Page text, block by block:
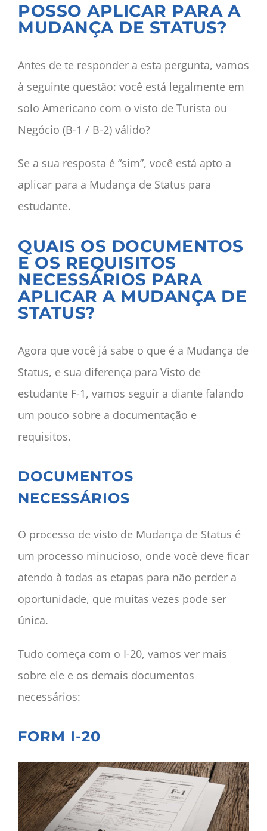
POSSO APLICAR PARA A
MUDANÇA DE STATUS?
Antes de te responder a esta pergunta, vamos
à seguinte questão: você está legalmente em
solo Americano com o visto de Turista ou
Negócio (B-1 / B-2) válido?
Se a sua resposta é “sim”, você está apto a
aplicar para a Mudança de Status para
estudante.
QUAIS OS DOCUMENTOS
E OS REQUISITOS
NECESSÁRIOS PARA
APLICAR A MUDANÇA DE
STATUS?
Agora que você já sabe o que é a Mudança de
Status, e sua diferença para Visto de
estudante F-1, vamos seguir a diante falando
um pouco sobre a documentação e
requisitos.
DOCUMENTOS
NECESSÁRIOS
O processo de visto de Mudança de Status é
um processo minucioso, onde você deve ficar
atendo à todas as etapas para não perder a
oportunidade, que muitas vezes pode ser
única.
Tudo começa com o I-20, vamos ver mais
sobre ele e os demais documentos
necessários:
FORM I-20